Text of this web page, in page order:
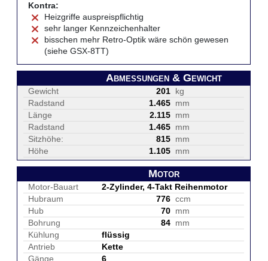
Kontra:
Heizgriffe auspreispflichtig
sehr langer Kennzeichenhalter
bisschen mehr Retro-Optik wäre schön gewesen
(siehe GSX-8TT)
Abmessungen & Gewicht
Gewicht 201 kg
Radstand
1.465 mm
Länge
2.115 mm
Radstand
1.465 mm
Sitzhöhe:
815 mm
Höhe
1.105 mm
Motor
Motor-Bauart
2-Zylinder, 4-Takt Reihenmotor
Hubraum
776 ccm
Hub
70 mm
Bohrung
84 mm
Kühlung
flüssig
Antrieb
Kette
Gänge
6